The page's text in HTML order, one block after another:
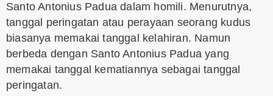
Santo Antonius Padua dalam homili. Menurutnya,
tanggal peringatan atau perayaan seorang kudus
biasanya memakai tanggal kelahiran. Namun
berbeda dengan Santo Antonius Padua yang
memakai tanggal kematiannya sebagai tanggal
peringatan.